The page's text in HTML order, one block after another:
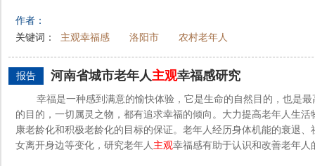
作者：
关键词：
主观幸福感 洛阳市 农村老年人
报告 河南省城市老年人主观幸福感研究
幸福是一种感到满意的愉快体验，它是生命的自然目的，也是
的目的，一切属灵之物，都有追求幸福的倾向。大力提高老年人生活
康老龄化和积极老龄化的目标的保证。老年人经历身体机能的衰退
女离开身边等变化，研究老年人 主观幸福感有助于认识和改善老年